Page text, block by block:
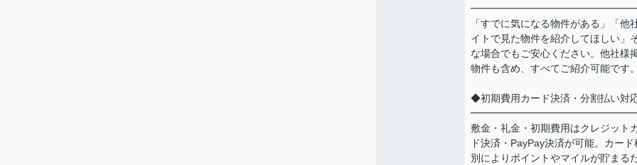
「すでに気になる物件がある」「他
イトで見た物件を紹介してほしい」
な場合でもご安心ください。他社様
物件も含め、すべてご紹介可能です
◆初期費用カード決済・分割払い対
敷金・礼金・初期費用はクレジット
ド決済・PayPay決済が可能。カード
別によりポイントやマイルが貯まる